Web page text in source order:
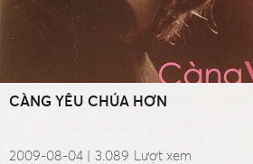
CÀNG YÊU CHÚA HƠN
2009-08-04 | Lượt xem
3.089